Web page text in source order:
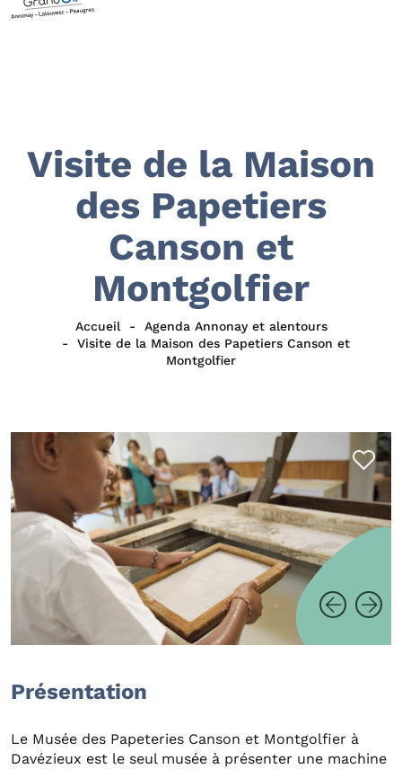
Visite de la Maison
des Papetiers
Canson et
Montgolfier
Accueil
Agenda Annonay et alentours
Visite de la Maison des Papetiers Canson et
Montgolfier
Présentation
Le Musée des Papeteries Canson et Montgolfier à
Davézieux est le seul musée à présenter une machine